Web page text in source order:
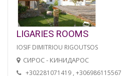
LIGARIES ROOMS
IOSIF DIMITRIOU RIGOUTSOS
СИРОС - КИНИДАРОС
+302281071419 , +306986115567